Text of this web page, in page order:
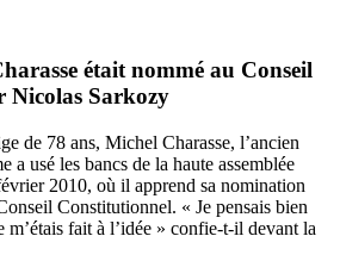
était nommé au Conseil
Nicolas Sarkozy
de 78 ans, Michel Charasse, l’ancien
a usé les bancs de la haute assemblée
2010, où il apprend sa nomination
Constitutionnel. « Je pensais bien
m’étais fait à l’idée » confie-t-il devant la